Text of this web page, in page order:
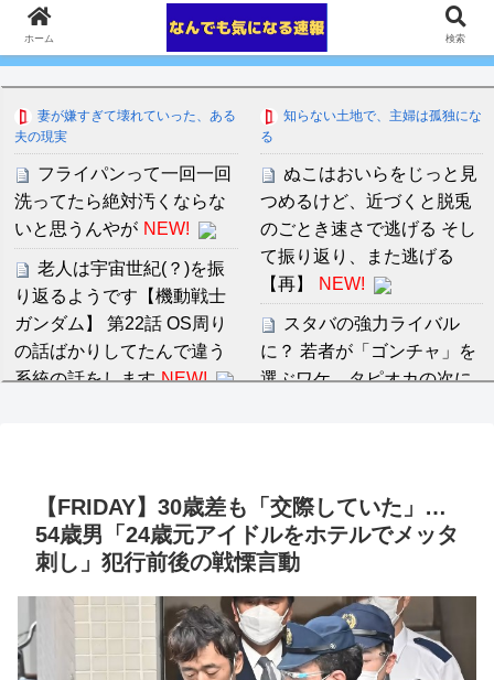
妻が嫌すぎて壊れていった、ある
夫の現実
フライパンって一回一回
洗ってたら絶対汚くならな
いと思うんやが NEW!
老人は宇宙世紀(？)を振
り返るようです【機動戦士
ガンダム】 第22話 OS周り
の話ばかりしてたんで違う
系統の話をします NEW!
ネット空間ほど賛成論が
強くない？女系天皇、養子
子息の皇位継承など…皇室
のあり方に関する意識調査
で見え
NEW!
知らない土地で、主婦は孤独にな
る
ぬこはおいらをじっと見
つめるけど、近づくと脱兎
のごとき速さで逃げる そし
て振り返り、また逃げる
【再】
NEW!
スタバの強力ライバル
に？ 若者が「ゴンチャ」を
選ぶワケ。タピオカの次に
一発で死ぬクソ雑魚
セ・リーグ出塁回数ラン
キング 直近3週間｜2026年
8/3まで
【地獄のような聴聞会】
Ｗ杯１次Ｌ敗退の韓国 議員
【FRIDAY】30歳差も「交際していた」…
54歳男「24歳元アイドルをホテルでメッタ
刺し」犯行前後の戦慄言動
ホーム 検索